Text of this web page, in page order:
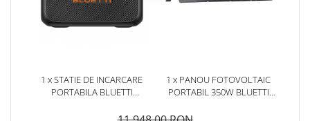
1 x STATIE DE INCARCARE
PORTABILA BLUETTI
LCD, 2400W, 2304WH,
1 x PANOU FOTOVOLTAIC
PORTABIL 350W BLUETTI
MC4, ETFE, EFICIENTA 23.4%,